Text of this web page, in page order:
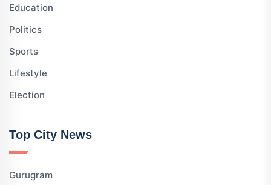
Education
Politics
Sports
Lifestyle
Election
Top City News
Gurugram